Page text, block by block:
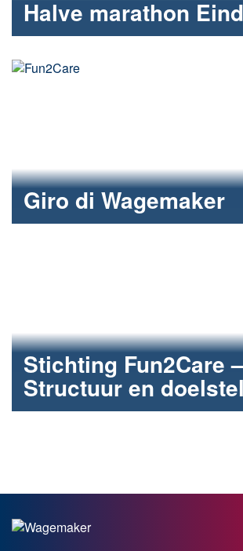
Halve marathon
Fun2care ruim vertegenwoordigd bij
Giro di Wagemaker
fun2care fighting for pink!
Stichting Fun2Care –
Structuur en
Meer over de oprichting, structuur en